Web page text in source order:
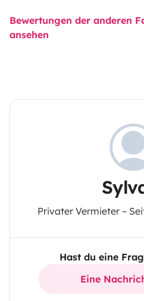
Bewertungen der anderen
ansehen
Privater Vermieter –
Hast du eine
Eine